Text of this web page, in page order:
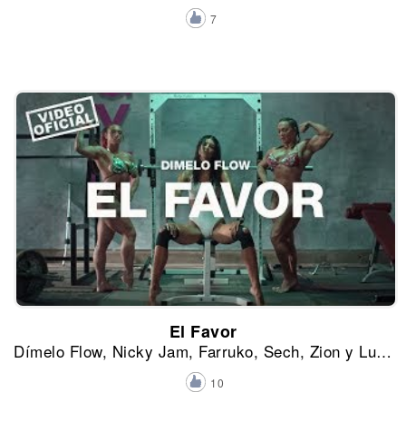
7
El Favor
Dímelo Flow, Nicky Jam, Farruko, Sech, Zion y Lunay
10